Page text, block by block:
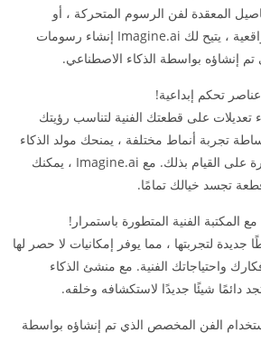
المعقدة لفن الرسوم المتحركة ، أو
الواقعية المذهلة للصور الواقعية ، يتيح لك Imagine.ai إنشاء رسومات
تم إنشاؤه بواسطة الذكاء الاصطناعي.
تحكم إبداعية!
على قطعتك الفنية لتناسب رؤيتك
تجربة أنماط مختلفة ، يمنحك مولد الذكاء
الاصطناعي الخاص بنا القدرة على القيام بذلك. مع Imagine.ai ، يمكنك
تجسد خيالك تمامًا.
الفنية المتطورة باستمرار!
جديدة لتجربتها ، مما يوفر إمكانيات لا حصر لها
واحتياجاتك الفنية. مع منشئ الذكاء
دائمًا شيئًا جديدًا لاستكشافه وخلقه.
الفن المخصص الذي تم إنشاؤه بواسطة